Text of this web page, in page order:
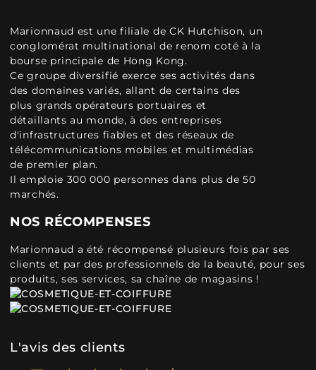
Marionnaud est une filiale de CK Hutchison, un
conglomérat multinational de renom coté à la
bourse principale de Hong Kong.
Ce groupe diversifié exerce ses activités dans
des domaines variés, allant de certains des
plus grands opérateurs portuaires et
détaillants au monde, à des entreprises
d'infrastructures fiables et des réseaux de
télécommunications mobiles et multimédias
de premier plan.
Il emploie 300 000 personnes dans plus de 50
marchés.
NOS RÉCOMPENSES
Marionnaud a été récompensé plusieurs fois par ses
clients et par des professionnels de la beauté, pour ses
produits, ses services, sa chaîne de magasins !
L'avis des clients